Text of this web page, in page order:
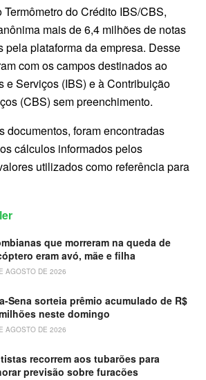
do Crédito IBS/CBS,
mais de 6,4 milhões de notas
pela plataforma da empresa. Desse
com os campos destinados ao
e Serviços (IBS) e à Contribuição
(CBS) sem preenchimento.
documentos, foram encontradas
cálculos informados pelos
utilizados como referência para
que morreram na queda de
eram avó, mãe e filha
AGOSTO DE 2026
Sena sorteia prêmio acumulado de R$
neste domingo
AGOSTO DE 2026
recorrem aos tubarões para
previsão sobre furacões